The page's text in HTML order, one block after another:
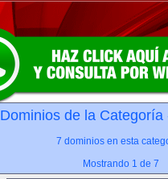
Dominios de la
7 dominios en esta
Mostrando 1 de 7